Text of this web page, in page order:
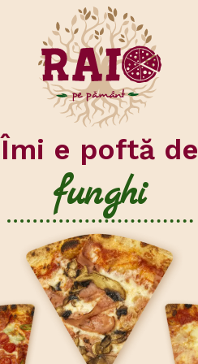
Îmi e poftă de
pește
diversitate
iute
funghi
brânză
ceva special
fistic